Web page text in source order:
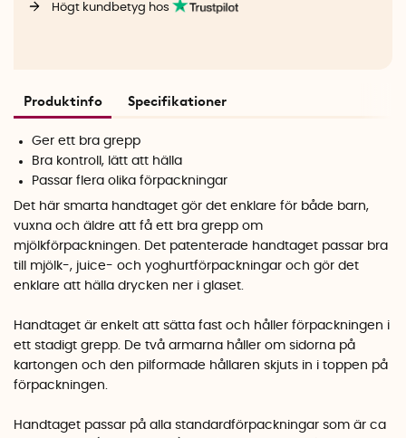
Högt kundbetyg hos
Produktinfo Specifikationer
Ger ett bra grepp
Bra kontroll, lätt att hälla
Passar flera olika förpackningar
Det här smarta handtaget gör det enklare för både barn,
vuxna och äldre att få ett bra grepp om
mjölkförpackningen. Det patenterade handtaget passar bra
till mjölk-, juice- och yoghurtförpackningar och gör det
enklare att hälla drycken ner i glaset.
Handtaget är enkelt att sätta fast och håller förpackningen i
ett stadigt grepp. De två armarna håller om sidorna på
kartongen och den pilformade hållaren skjuts in i toppen på
förpackningen.
Handtaget passar på alla standardförpackningar som är ca